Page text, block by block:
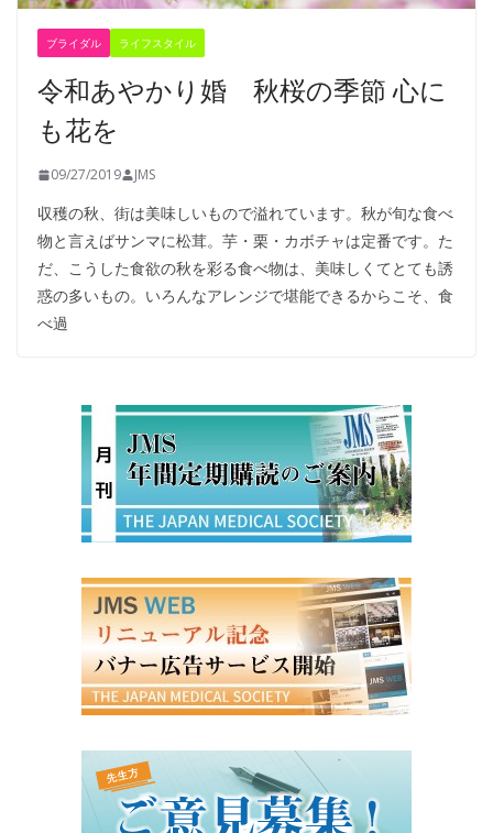
ブライダル ライフスタイル
令和あやかり婚 秋桜の季節 心に
も花を
09/27/2019 JMS
収穫の秋、街は美味しいもので溢れています。秋が旬な食べ
物と言えばサンマに松茸。芋・栗・カボチャは定番です。た
だ、こうした食欲の秋を彩る食べ物は、美味しくてとても誘
惑の多いもの。いろんなアレンジで堪能できるからこそ、食
べ過